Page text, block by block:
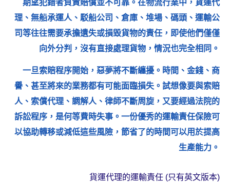
期望犯錯者負責賠償並不可靠。在物流行業中，貨運代
理、無船承運人、駁船公司、倉庫、堆場、碼頭、運輸公
司等往往需要承擔遺失或損毀貨物的責任，即使他們僅僅
向外分判，沒有直接處理貨物，情況也完全相同。
一旦索賠程序開始，惡夢將不斷纏擾。時間、金錢、商
譽、甚至將來的業務都有可能面臨損失。試想像要與索賠
人、索償代理、調解人、律師不斷周旋，又要經過法院的
訴訟程序，是何等費時失事。一份優秀的運輸責任保險可
以協助轉移或減低這些風險，節省了的時間可以用於提高
生產能力。
貨運代理的運輸責任 (只有英文版本)